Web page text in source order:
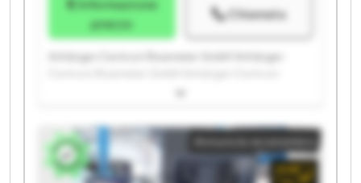
Informazione
prezzo
Chiamata
Anhänger-Centrum Rosemeier GmbH Anhänger-
Rosemeier GmbH Anhänger-Centrum Rosemeier
Anhänger-Centrum Rosemeier GmbH Anhänger-
Centrum Rosemeier GmbH Anhänger-Centrum
Rosemeier GmbH Anhänger-Centrum Rosemeier
GmbH Anhänger-Centrum Rosemeier GmbH
Annuncio economico